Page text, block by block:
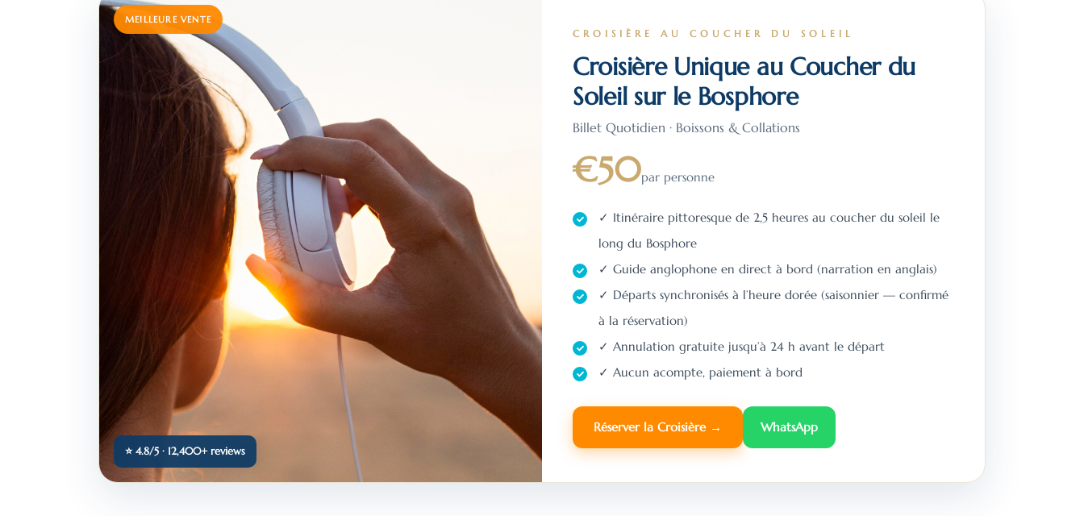
MEILLEURE VENTE
⭐ 4.8/5 · 12,400+ reviews
CROISIÈRE AU COUCHER DU SOLEIL
Croisière Unique au Coucher du
Soleil sur le Bosphore
Billet Quotidien · Boissons & Collations
€50par personne
✓ Itinéraire pittoresque de 2,5 heures au coucher du soleil le
long du Bosphore
✓ Guide anglophone en direct à bord (narration en anglais)
✓ Départs synchronisés à l’heure dorée (saisonnier — confirmé
à la réservation)
✓ Annulation gratuite jusqu’à 24 h avant le départ
✓ Aucun acompte, paiement à bord
Réserver la Croisière → WhatsApp